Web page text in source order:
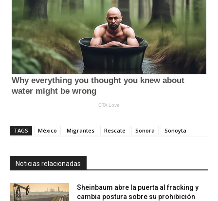
TAGS México Migrantes Rescate Sonora Sonoyta
Noticias relacionadas
Sheinbaum abre la puerta al fracking y
cambia postura sobre su prohibición